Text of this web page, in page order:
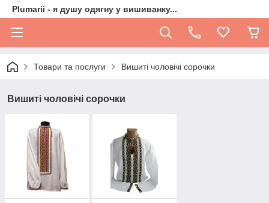
Plumarii - я душу одягну у вишиванку...
Товари та послуги Вишиті чоловічі сорочки
Вишиті чоловічі сорочки